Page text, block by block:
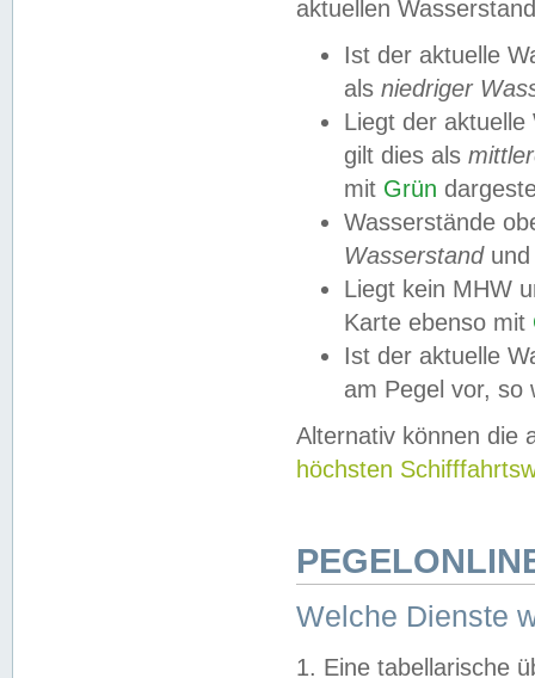
aktuellen
Ist der aktuelle
als niedriger
Liegt der
gilt dies als
mit Grün
Wasserstände
Wasserstandund
Liegt kein MHW
Karte ebenso mit
Ist der aktuelle
am Pegel vor,
Alternativ können die
höchsten
Welche Dienste
1. Eine tabellarische